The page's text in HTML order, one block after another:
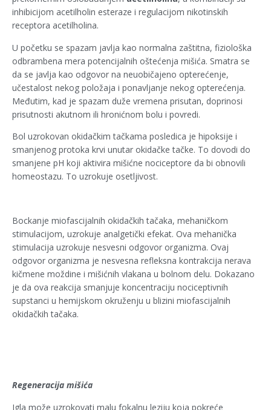
inhibicijom acetilholin esteraze i regulacijom nikotinskih
receptora acetilholina.
U početku se spazam javlja kao normalna zaštitna, fiziološka
odbrambena mera potencijalnih oštećenja mišića. Smatra se
da se javlja kao odgovor na neuobičajeno opterećenje,
učestalost nekog položaja i ponavljanje nekog opterećenja.
Međutim, kad je spazam duže vremena prisutan, doprinosi
prisutnosti akutnom ili hronićnom bolu i povredi.
Bol uzrokovan okidačkim tačkama posledica je hipoksije i
smanjenog protoka krvi unutar okidačke tačke. To dovodi do
smanjene pH koji aktivira mišićne nociceptore da bi obnovili
homeostazu. To uzrokuje osetljivost.
Bockanje miofascijalnih okidačkih tačaka, mehaničkom
stimulacijom, uzrokuje analgetički efekat. Ova mehanička
stimulacija uzrokuje nesvesni odgovor organizma. Ovaj
odgovor organizma je nesvesna refleksna kontrakcija nerava
kičmene moždine i mišićnih vlakana u bolnom delu. Dokazano
je da ova reakcija smanjuje koncentraciju nociceptivnih
supstanci u hemijskom okruženju u blizini miofascijalnih
okidačkih tačaka.
Regeneracija mišića
Igla može uzrokovati malu fokalnu leziju koja pokreće